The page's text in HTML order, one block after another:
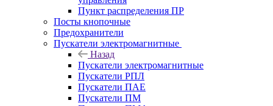
Пункт распределения ПР
Посты кнопочные
Предохранители
Пускатели электромагнитные
Назад
Пускатели электромагнитные
Пускатели РПЛ
Пускатели ПАЕ
Пускатели ПМ